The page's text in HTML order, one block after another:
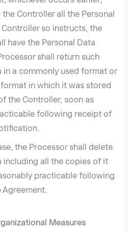
Controller all the Personal
so instructs, the
have the Personal Data
shall return such
in a commonly used format or
in which it was stored
the Controller, soon as
following receipt of
the Processor shall delete
including all the copies of it
practicable following
Measures